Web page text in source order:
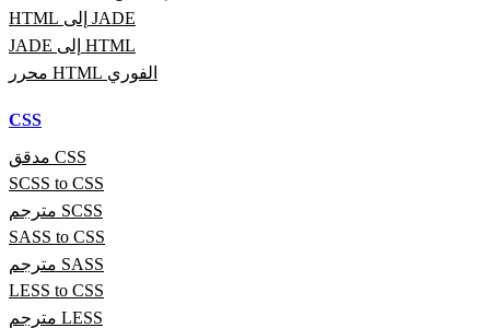
HTML إلى JADE
JADE إلى HTML
محرر HTML الفوري
CSS
مدقق CSS
SCSS to CSS
مترجم SCSS
SASS to CSS
مترجم SASS
LESS to CSS
مترجم LESS